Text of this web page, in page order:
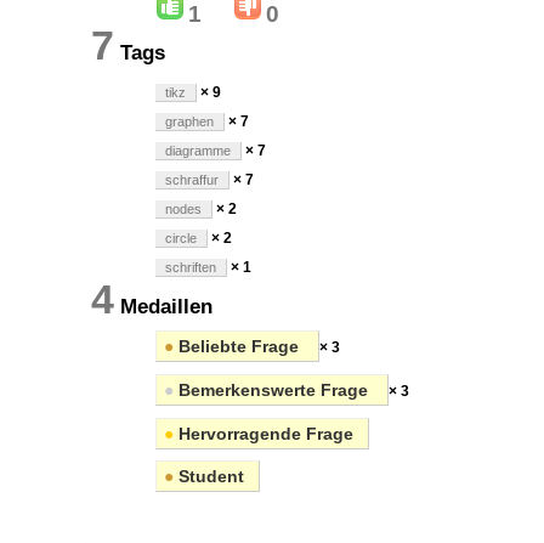
1 0
7 Tags
tikz × 9
graphen × 7
diagramme × 7
schraffur × 7
nodes × 2
circle × 2
schriften × 1
4 Medaillen
● Beliebte Frage × 3
● Bemerkenswerte Frage × 3
● Hervorragende Frage
● Student